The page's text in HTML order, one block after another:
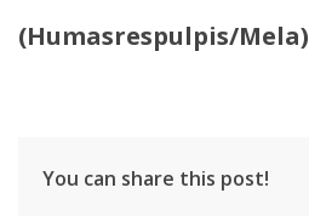
(Humasrespulpis/Mela)
You can share this post!